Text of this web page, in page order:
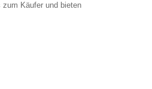
zum Käufer und bieten